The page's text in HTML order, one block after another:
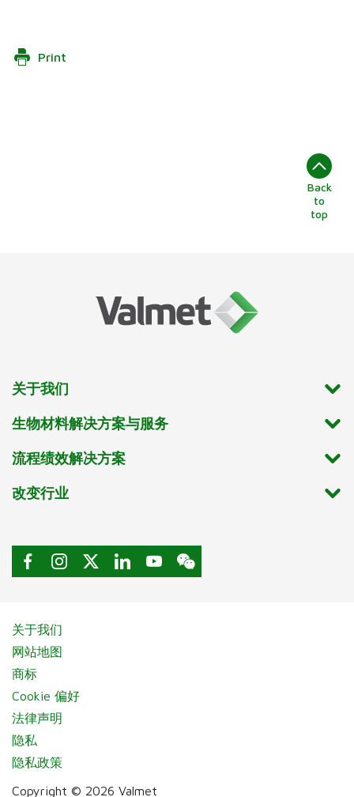
Print
Back
to
top
关于我们
生物材料解决方案与服务
流程绩效解决方案
改变行业
关于我们
网站地图
商标
Cookie 偏好
法律声明
隐私
隐私政策
Copyright © 2026 Valmet